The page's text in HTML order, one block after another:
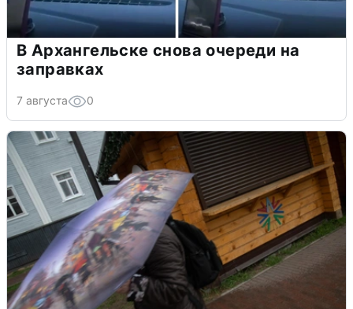
В Архангельске снова очереди на
заправках
7 августа 0